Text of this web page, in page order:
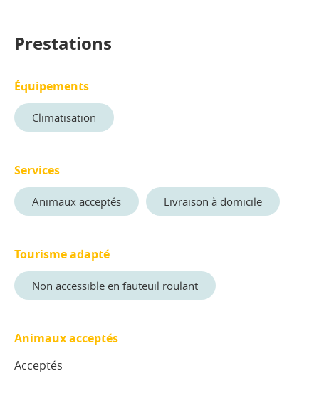
Prestations
Équipements
Climatisation
Services
Animaux acceptés Livraison à domicile
Tourisme adapté
Non accessible en fauteuil roulant
Animaux acceptés
Acceptés